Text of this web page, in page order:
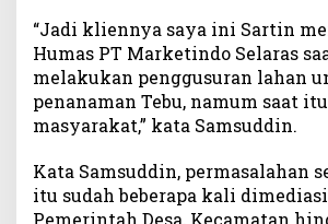
k
“Jadi kliennya saya ini Sartin
Humas PT Marketindo Selaras
melakukan penggusuran lahan
penanaman Tebu, namum saat
masyarakat,” kata Samsuddin.
Kata Samsuddin, permasalahan
itu sudah beberapa kali
Pemerintah Desa, Kecamatan